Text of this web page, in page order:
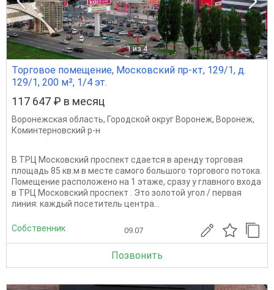
1 из 4
Торговое помещение, Московский пр-кт, 129/1, д.
129/1, 200 м², 1/4 эт.
117 647 ₽ в месяц
Воронежская область, Городской округ Воронеж, Воронеж,
Коминтерновский р-н
В ТРЦ Московский проспект сдается в аренду торговая
площадь 85 кв.м в месте самого большого торгового потока.
Помещение расположено на 1 этаже, сразу у главного входа
в ТРЦ Московский проспект . Это золотой угол / первая
линия: каждый посетитель центра...
Собственник 09.07
Позвонить